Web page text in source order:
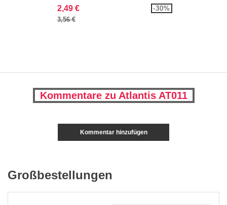
2,49 €
3,56 €
-30%
Kommentare zu Atlantis AT011
Kommentar hinzufügen
Großbestellungen